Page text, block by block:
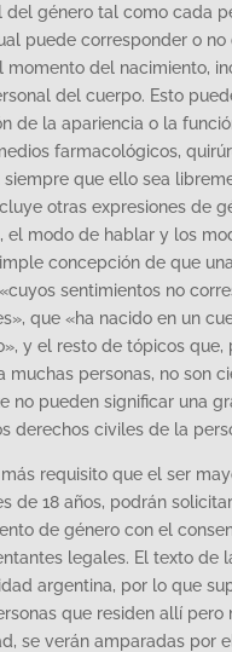
del género tal como cada
puede corresponder o no
momento del nacimiento,
del cuerpo. Esto
de la apariencia o la
farmacológicos,
siempre que ello sea
otras expresiones de
el modo de hablar y los
concepción de que
sentimientos no
que «ha nacido en un
y el resto de tópicos que,
muchas personas, no son
no pueden significar una
derechos civiles de la
requisito que el ser
de 18 años, podrán
de género con el
legales. El texto de
argentina, por lo que
que residen allí pero
se verán amparadas por